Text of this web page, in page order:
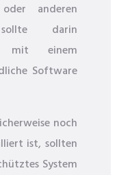
anderen
sollte darin
mit einem
Software
noch
ist, sollten
System